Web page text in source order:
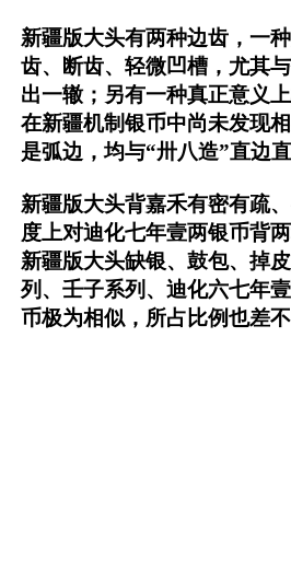
新疆版大头有两种边齿，一
齿、断齿、轻微凹槽，尤其
出一辙；另有一种真正意义
在新疆机制银币中尚未发现
是弧边，均与“卅八造”直边
新疆版大头背嘉禾有密有疏
度上对迪化七年壹两银币背
新疆版大头缺银、鼓包、掉
列、壬子系列、迪化六七年
币极为相似，所占比例也差